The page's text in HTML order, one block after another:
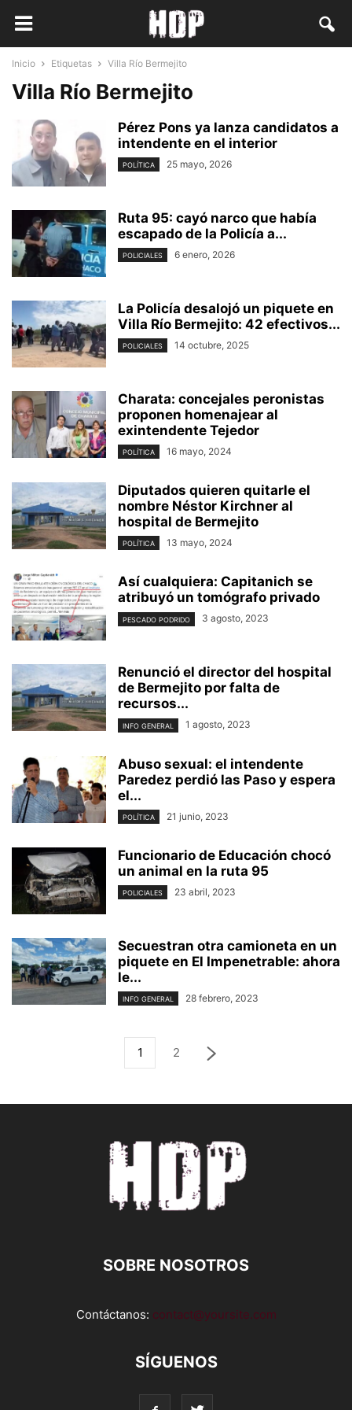
Inicio Etiquetas Villa Río Bermejito
Villa Río Bermejito
Pérez Pons ya lanza candidatos a
intendente en el interior
POLÍTICA 25 mayo, 2026
Ruta 95: cayó narco que había
escapado de la Policía a...
POLICIALES 6 enero, 2026
La Policía desalojó un piquete en
Villa Río Bermejito: 42 efectivos...
POLICIALES 14 octubre, 2025
Charata: concejales peronistas
proponen homenajear al
exintendente Tejedor
POLÍTICA 16 mayo, 2024
Diputados quieren quitarle el
nombre Néstor Kirchner al
hospital de Bermejito
POLÍTICA 13 mayo, 2024
Así cualquiera: Capitanich se
atribuyó un tomógrafo privado
PESCADO PODRIDO 3 agosto, 2023
Renunció el director del hospital
de Bermejito por falta de
recursos...
INFO GENERAL 1 agosto, 2023
Abuso sexual: el intendente
Paredez perdió las Paso y espera
el...
POLÍTICA 21 junio, 2023
Funcionario de Educación chocó
un animal en la ruta 95
POLICIALES 23 abril, 2023
Secuestran otra camioneta en un
piquete en El Impenetrable: ahora
le...
INFO GENERAL 28 febrero, 2023
1 2
SOBRE NOSOTROS
Contáctanos: contact@yoursite.com
SÍGUENOS